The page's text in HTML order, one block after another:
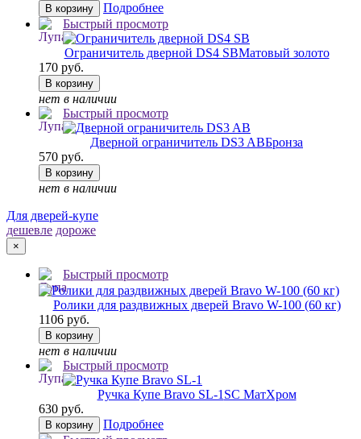
В корзину
Подробнее
Быстрый просмотр
Ограничитель дверной DS4 SBМатовый золото
170 руб.
В корзину
нет в наличии
Быстрый просмотр
Дверной ограничитель DS3 ABБронза
570 руб.
В корзину
нет в наличии
Для дверей-купе
дешевле дороже
×
Быстрый просмотр
Ролики для раздвижных дверей Bravo W-100 (60 кг)
1106 руб.
В корзину
нет в наличии
Быстрый просмотр
Ручка Купе Bravo SL-1 SC МатХром
630 руб.
В корзину
Подробнее